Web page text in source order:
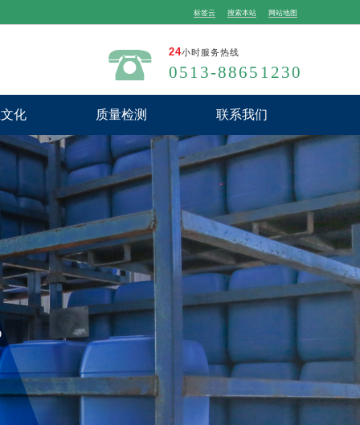
标签云 搜索本站 网站地图
24小时服务热线
0513-88651230
化 质量检测 联系我们